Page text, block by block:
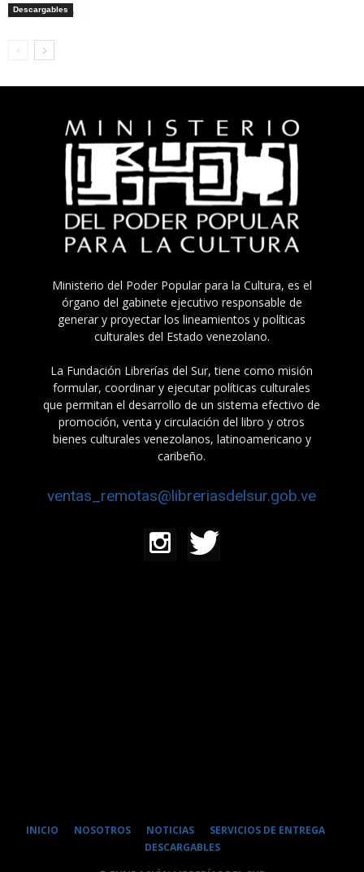
Descargables
Ministerio del Poder Popular para la Cultura, es el
órgano del gabinete ejecutivo responsable de
generar y proyectar los lineamientos y políticas
culturales del Estado venezolano.
La Fundación Librerías del Sur, tiene como misión
formular, coordinar y ejecutar políticas culturales
que permitan el desarrollo de un sistema efectivo de
promoción, venta y circulación del libro y otros
bienes culturales venezolanos, latinoamericano y
caribeño.
ventas_remotas@libreriasdelsur.gob.ve
INICIO NOSOTROS NOTICIAS
SERVICIOS DE ENTREGA
DESCARGABLES